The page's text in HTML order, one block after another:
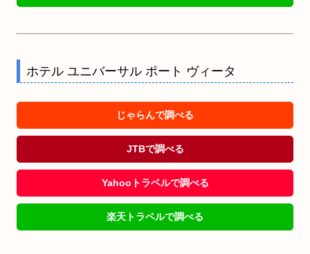
ホテル ユニバーサル ポート ヴィータ
じゃらんで調べる
JTBで調べる
Yahooトラベルで調べる
楽天トラベルで調べる